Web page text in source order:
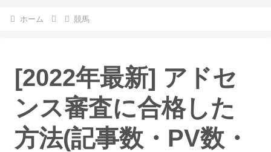
ホーム 競馬
[2022年最新] アドセ
ンス審査に合格した
方法(記事数・PV数・